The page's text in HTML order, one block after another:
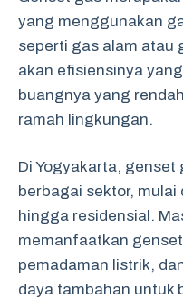
yang menggunakan
seperti gas alam atau
akan efisiensinya
buangnya yang
ramah lingkungan.
Di Yogyakarta,
berbagai sektor, mulai
hingga residensial.
memanfaatkan
pemadaman listrik,
daya tambahan untuk